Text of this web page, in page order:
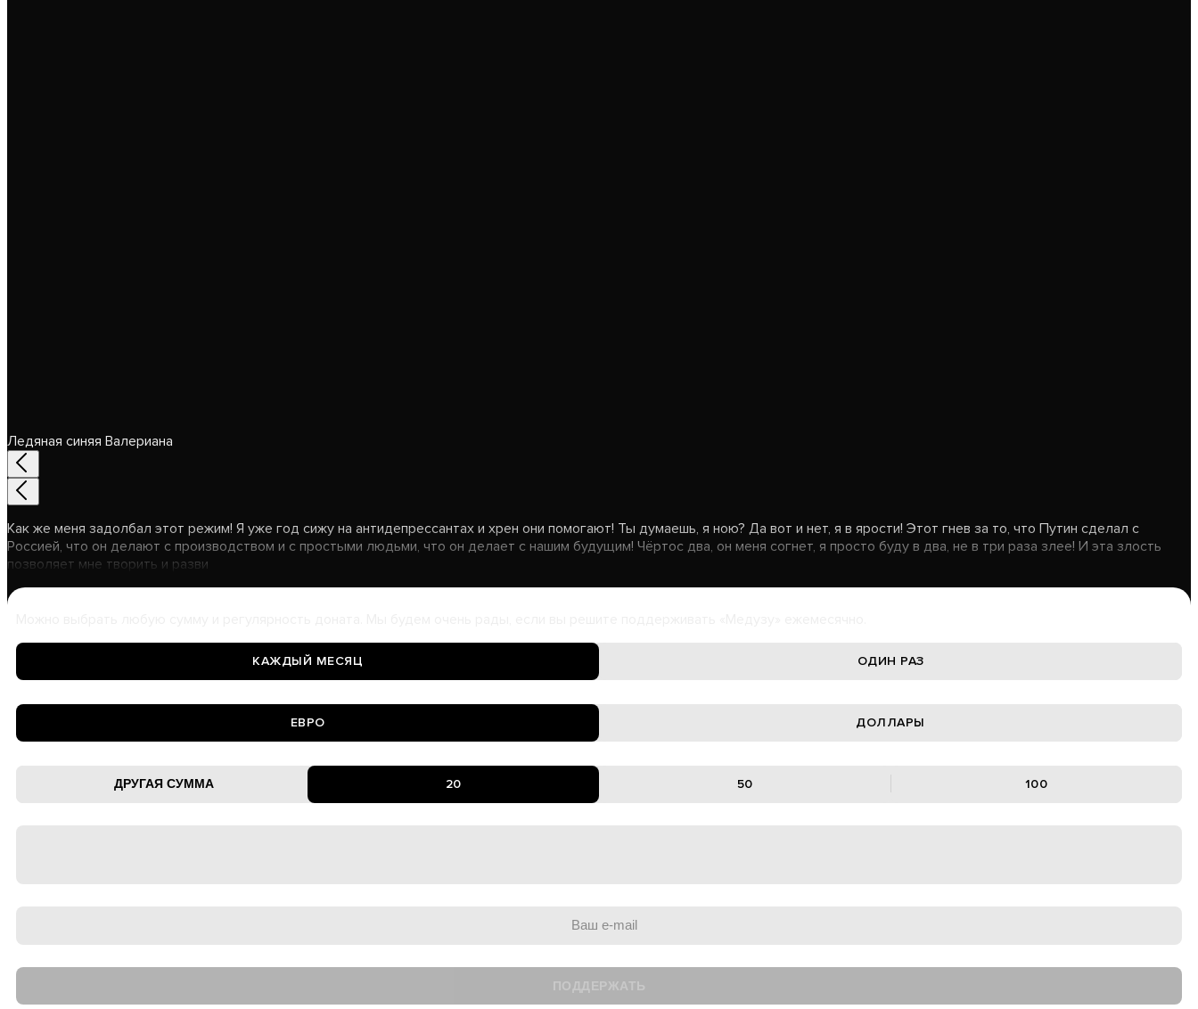
Ледяная синяя Валериана
Как же меня задолбал этот режим! Я уже год сижу на антидепрессантах и хрен они помогают! Ты думаешь, я ною? Да вот и нет, я в ярости! Этот гнев за то, что Путин сделал с
Россией, что он делают с производством и с простыми людьми, что он делает с нашим будущим! Чёртос два, он меня согнет, я просто буду в два, не в три раза злее! И эта злость
позволяет мне творить и разви
КАЖДЫЙ МЕСЯЦ ОДИН РАЗ
ЕВРО ДОЛЛАРЫ
20 50 100